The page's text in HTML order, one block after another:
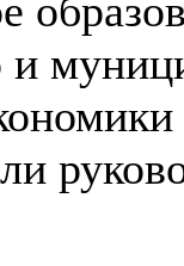
и